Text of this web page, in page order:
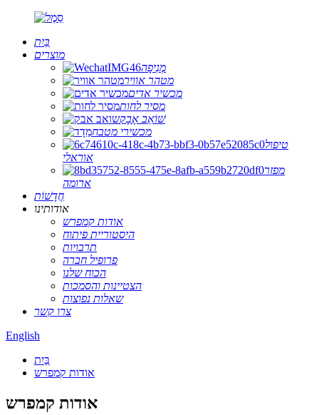
בַּיִת
מוצרים
מְנִיפָה
מטהר אוויר
מכשיר אדים
מסיר לחות
שׁוֹאֵב אָבָק
מכשירי מטבח
טיפול
אוראלי
מפזר
ארומה
חֲדָשׁוֹת
אודותינו
אודות קמפרש
היסטוריית פיתוח
תרבויות
פרופיל חברה
הכוח שלנו
הצטיינות והסמכות
שאלות נפוצות
צרו קשר
English
בַּיִת
אודות קמפרש
אודות קמפרש